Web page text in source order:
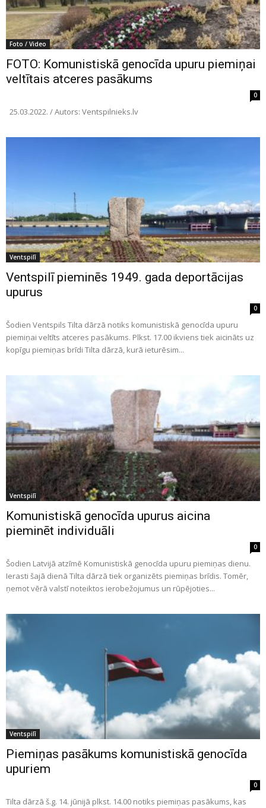
Foto / Video
FOTO: Komunistiskā genocīda upuru piemiņai
veltītais atceres pasākums
0
25.03.2022. / Autors: Ventspilnieks.lv
Ventspilī
Ventspilī pieminēs 1949. gada deportācijas
upurus
0
Šodien Ventspils Tilta dārzā notiks komunistiskā genocīda upuru
piemiņai veltīts atceres pasākums. Plkst. 17.00 ikviens tiek aicināts uz
kopīgu piemiņas brīdi Tilta dārzā, kurā ieturēsim...
Ventspilī
Komunistiskā genocīda upurus aicina
pieminēt individuāli
0
Šodien Latvijā atzīmē Komunistiskā genocīda upuru piemiņas dienu.
Ierasti šajā dienā Tilta dārzā tiek organizēts piemiņas brīdis. Tomēr,
ņemot vērā valstī noteiktos ierobežojumus un rūpējoties...
Ventspilī
Piemiņas pasākums komunistiskā genocīda
upuriem
0
Tilta dārzā š.g. 14. jūnijā plkst. 14.00 notiks piemiņas pasākums, kas